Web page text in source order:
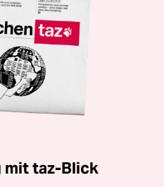
mit taz-Blick